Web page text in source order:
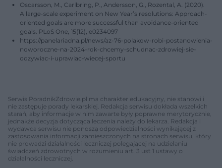
Oscarsson, M., Carlbring, P., Andersson, G., Rozental, A. (2020).
A large-scale experiment on New Year’s resolutions: Approach-
oriented goals are more successful than avoidance-oriented
goals. PLoS One, 15(12), e0234097
https://panelariadna.pl/news/az-76-polakow-robi-postanowienia-
noworoczne-na-2024-rok-chcemy-schudnac-zdrowiej-sie-
odzywiac-i-uprawiac-wiecej-sportu
Serwis PoradnikZdrowie.pl ma charakter edukacyjny, nie stanowi i
nie zastępuje porady lekarskiej. Redakcja serwisu dokłada wszelkich
starań, aby informacje w nim zawarte były poprawne merytorycznie,
jednakże decyzja dotycząca leczenia należy do lekarza. Redakcja i
wydawca serwisu nie ponoszą odpowiedzialności wynikającej z
zastosowania informacji zamieszczonych na stronach serwisu, który
nie prowadzi działalności leczniczej polegającej na udzielaniu
świadczeń zdrowotnych w rozumieniu art. 3 ust 1 ustawy o
działalności leczniczej.